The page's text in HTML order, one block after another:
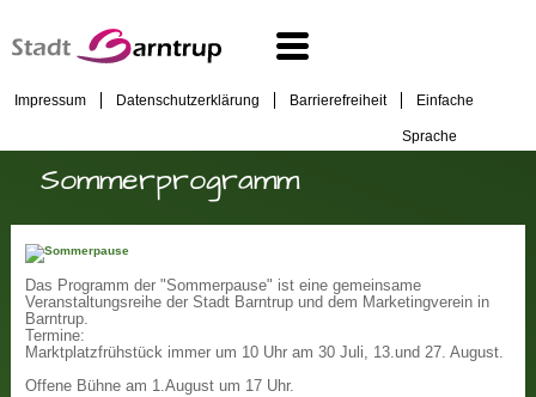
Impressum Datenschutzerklärung Barrierefreiheit Einfache
Sprache
Sommerprogramm
Das Programm der "Sommerpause" ist eine gemeinsame
Veranstaltungsreihe der Stadt Barntrup und dem Marketingverein in
Barntrup.
Termine:
Marktplatzfrühstück immer um 10 Uhr am 30 Juli, 13.und 27. August.
Offene Bühne am 1.August um 17 Uhr.